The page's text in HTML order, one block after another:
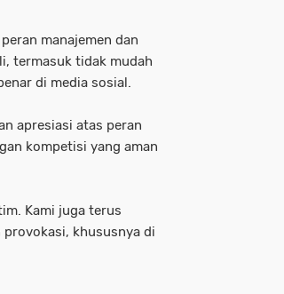
manajemen dan
termasuk tidak mudah
di media sosial.
apresiasi atas peran
kompetisi yang aman
Kami juga terus
khususnya di